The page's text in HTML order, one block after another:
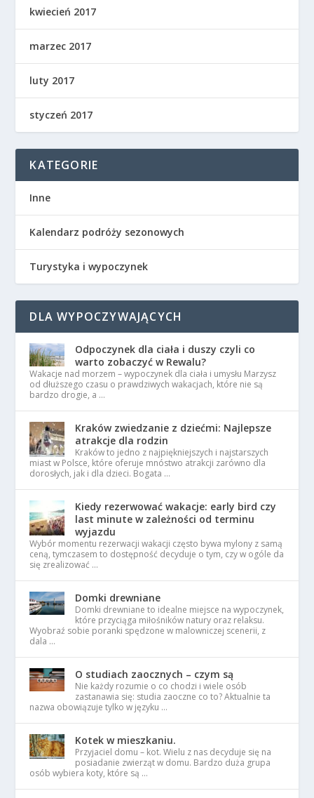
kwiecień 2017
marzec 2017
luty 2017
styczeń 2017
KATEGORIE
Inne
Kalendarz podróży sezonowych
Turystyka i wypoczynek
DLA WYPOCZYWAJĄCYCH
Odpoczynek dla ciała i duszy czyli co
warto zobaczyć w Rewalu?
Wakacje nad morzem – wypoczynek dla ciała i umysłu Marzysz
od dłuższego czasu o prawdziwych wakacjach, które nie są
bardzo drogie, a …
Kraków zwiedzanie z dziećmi: Najlepsze
atrakcje dla rodzin
Kraków to jedno z najpiękniejszych i najstarszych
miast w Polsce, które oferuje mnóstwo atrakcji zarówno dla
dorosłych, jak i dla dzieci. Bogata …
Kiedy rezerwować wakacje: early bird czy
last minute w zależności od terminu
wyjazdu
Wybór momentu rezerwacji wakacji często bywa mylony z samą
ceną, tymczasem to dostępność decyduje o tym, czy w ogóle da
się zrealizować …
Domki drewniane
Domki drewniane to idealne miejsce na wypoczynek,
które przyciąga miłośników natury oraz relaksu.
Wyobraź sobie poranki spędzone w malowniczej scenerii, z
dala …
O studiach zaocznych – czym są
Nie każdy rozumie o co chodzi i wiele osób
zastanawia się: studia zaoczne co to? Aktualnie ta
nazwa obowiązuje tylko w języku …
Kotek w mieszkaniu.
Przyjaciel domu – kot. Wielu z nas decyduje się na
posiadanie zwierząt w domu. Bardzo duża grupa
osób wybiera koty, które są …